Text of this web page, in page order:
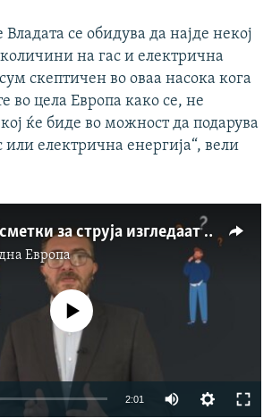
се обидува да најде некој
на гас и електрична
скептичен во оваа насока кога
во цела Европа како се, не
ќе биде во можност да подарува
електрична енергија“, вели
Зошто некои сметки за струја изгледаат нелогично?
Eвропа
source currently available
2:01